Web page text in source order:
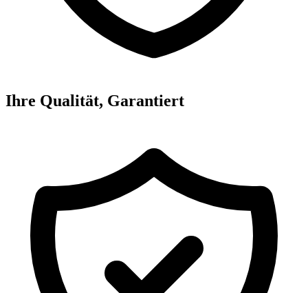
Ihre Qualität, Garantiert